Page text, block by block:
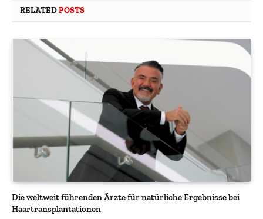
RELATEDPOSTS
Die weltweit führenden Ärzte für natürliche Ergebnisse bei
Haartransplantationen